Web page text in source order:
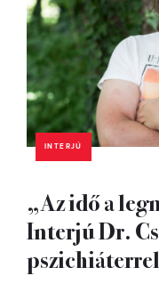
INTERJÚ
„Az idő a
Interjú Dr.
pszichiáterrel